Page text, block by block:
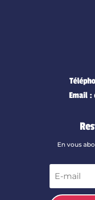
Email :
En vous